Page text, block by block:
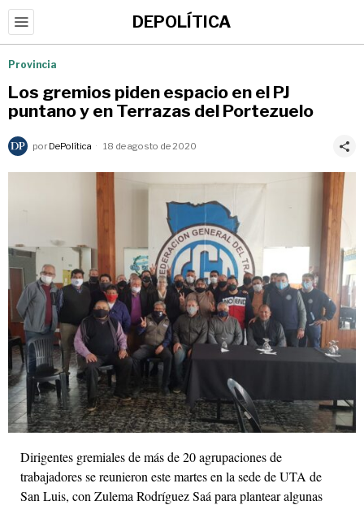
DEPOLÍTICA
Provincia
Los gremios piden espacio en el PJ
puntano y en Terrazas del Portezuelo
por DePolítica 18 de agosto de 2020
Dirigentes gremiales de más de 20 agrupaciones de
trabajadores se reunieron este martes en la sede de UTA de
San Luis, con Zulema Rodríguez Saá para plantear algunas